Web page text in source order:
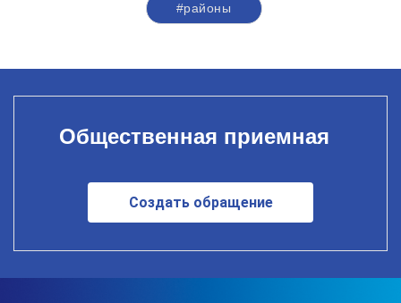
#районы
Общественная приемная
Создать обращение